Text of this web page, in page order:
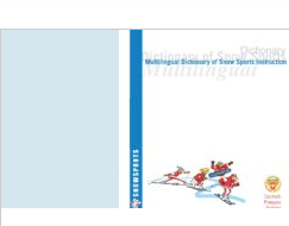
était :
est :